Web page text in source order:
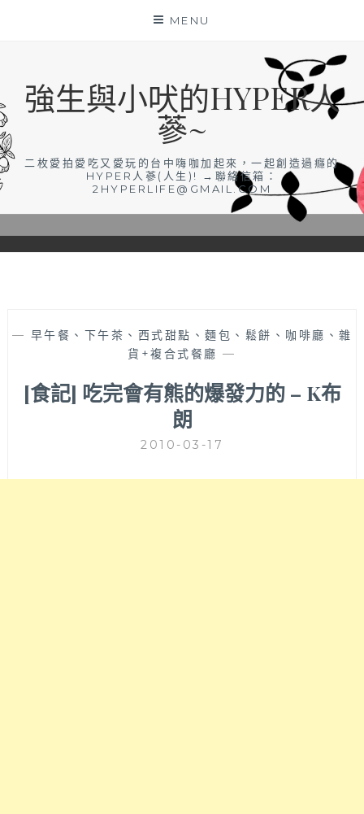
MENU
強生與小吠的HYPER人
蔘~
二枚愛拍愛吃又愛玩的台中嗨咖加起來，一起創造過癮的
HYPER人蔘(人生)! →聯絡信箱：
2HYPERLIFE@GMAIL.COM
— 早午餐、下午茶、西式甜點、麵包、鬆餅、咖啡廳、雜
貨+複合式餐廳 —
[食記] 吃完會有熊的爆發力的 – K布
朗
2010-03-17